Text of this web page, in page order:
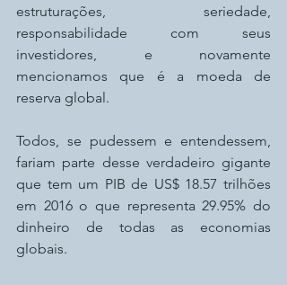
estruturações, seriedade,
responsabilidade com seus
investidores, e novamente
mencionamos que é a moeda de
reserva global.
Todos, se pudessem e entendessem,
fariam parte desse verdadeiro gigante
que tem um PIB de US$ 18.57 trilhões
em 2016 o que representa 29.95% do
dinheiro de todas as economias
globais.